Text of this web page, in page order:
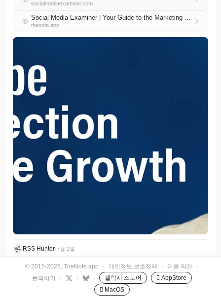
socialmediaexaminer.com
Social Media Examiner | Your Guide to the Marketing Jungle 한국어 RSS
thenote.app
RSS Hunter•7월 2일
© 2015-2026, TheNote.app · 개인정보 보호정책 · 이용 약관
·
문의하기
· · · 갤럭시 스토어
 AppStore
 MacOS